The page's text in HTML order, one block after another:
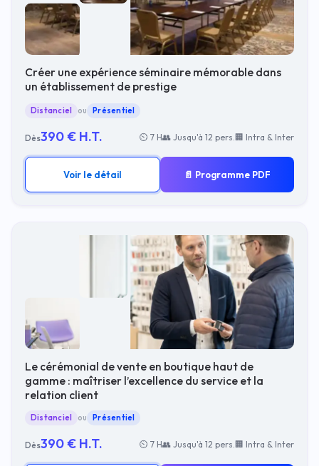
Créer une expérience séminaire mémorable dans
un établissement de prestige
Distanciel ou Présentiel
Dès390 € H.T. ⏲ 7 H👥 Jusqu'à 12 pers. 🏢 Intra & Inter
Voir le détail 📄 Programme PDF
Le cérémonial de vente en boutique haut de
gamme : maîtriser l’excellence du service et la
relation client
Distanciel ou Présentiel
Dès390 € H.T. ⏲ 7 H👥 Jusqu'à 12 pers. 🏢 Intra & Inter